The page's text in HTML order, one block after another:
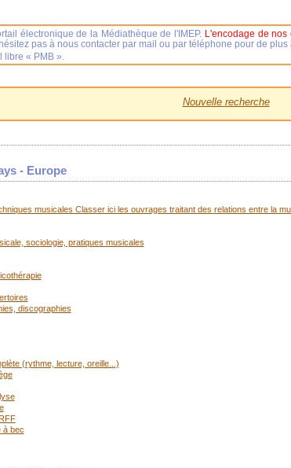
Nouvelle recherche
- Europe
musicales Classer ici les ouvrages traitant des relations entre la
sociologie, pratiques musicales
discographies
(rythme, lecture, oreille...)
à bec
électronique de la Médiathèque de l'IMEP. L'encodage de nos
pas à nous contacter par mail ou par téléphone pour de plus
« PMB ».